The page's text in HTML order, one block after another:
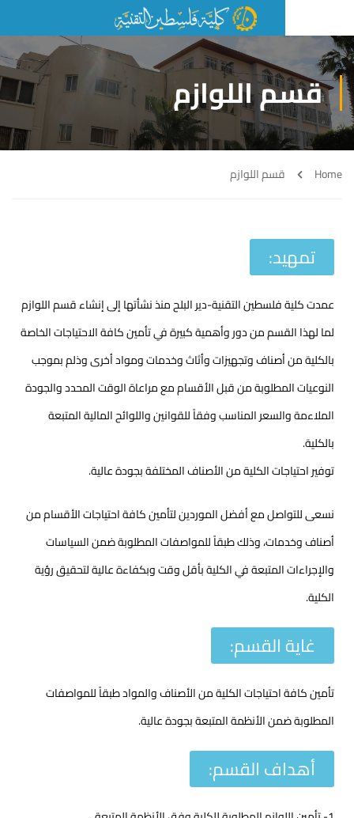
اللوازم
قسم اللوازم
تمهيد:
كلية فلسطين التقنية-دير البلح منذ نشأتها إلى إنشاء قسم اللوازم
لهذا القسم من دور وأهمية كبيرة في تأمين كافة الاحتياجات الخاصة
من أصناف وتجهيزات وأثاث وخدمات ومواد أخرى وذلم بموجب
المطلوبة من قبل الأقسام مع مراعاة الوقت المحدد والجودة
والسعر المناسب وفقاً للقوانين واللوائح المالية المتبعة
احتياجات الكلية من الأصناف المختلفة بجودة عالية.
للتواصل مع أفضل الموردين لتأمين كافة احتياجات الأقسام من
وخدمات، وذلك طبقاً للمواصفات المطلوبة ضمن السياسات
المتبعة في الكلية بأقل وقت وبكفاءة عالية لتحقيق رؤية
غاية القسم:
كافة احتياجات الكلية من الأصناف والمواد طبقاً للمواصفات
ضمن الأنظمة المتبعة بجودة عالية.
أهداف القسم: